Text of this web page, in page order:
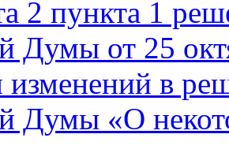
2 пункта 1
Думы от 25
изменений в
Думы «О